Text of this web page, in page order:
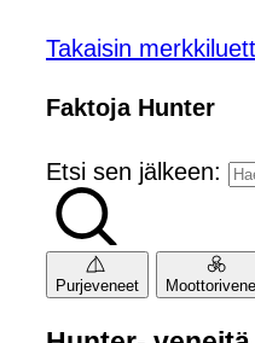
Takaisin
Faktoja Hunter
Etsi sen jälkeen:
Purjeveneet